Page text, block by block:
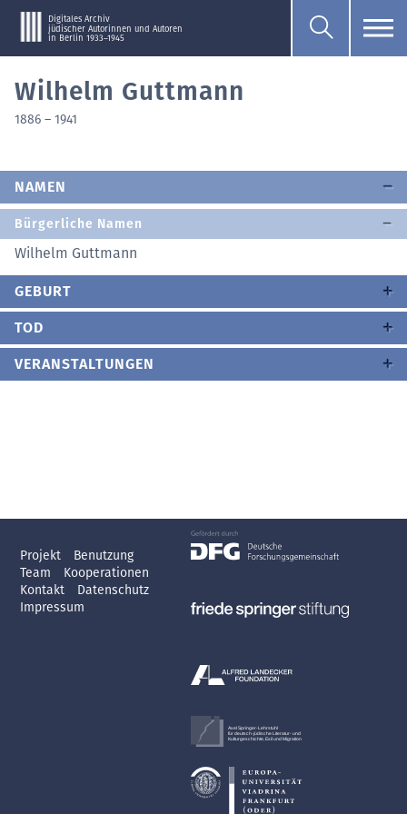
Digitales Archiv
jüdischer Autorinnen und Autoren
in Berlin 1933–1945
Wilhelm Guttmann
1886 – 1941
NAMEN
Bürgerliche Namen
Wilhelm Guttmann
GEBURT
TOD
VERANSTALTUNGEN
Projekt
Benutzung
Team
Kooperationen
Kontakt
Datenschutz
Impressum
Axel Springer-Lehrstuhl
für deutsch-jüdische Literatur- und
Kulturgeschichte, Exil und Migration